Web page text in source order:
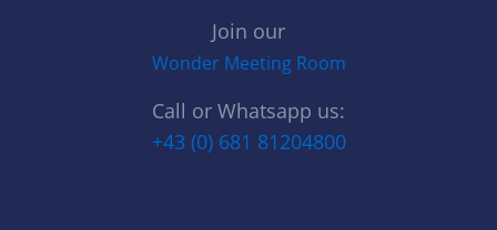
Join our
Wonder Meeting Room
Call or Whatsapp us:
+43 (0) 681 81204800